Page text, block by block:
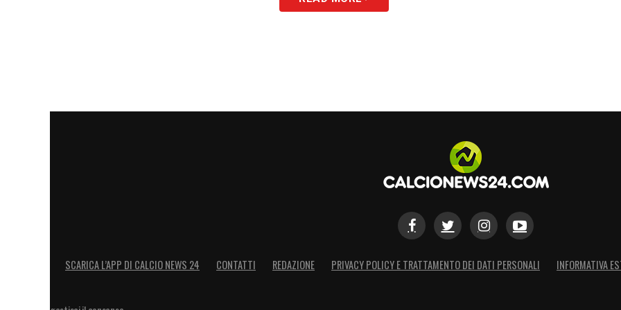
SCARICA L’APP DI CALCIO NEWS 24 CONTATTI REDAZIONE PRIVACY POLICY E TRATTAMENTO DEI DATI PERSONALI INFORMATIVA